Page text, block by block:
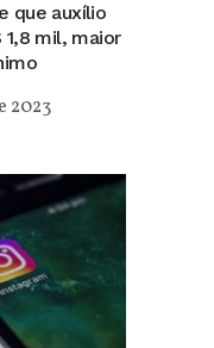
que auxílio
1,8 mil, maior
2023